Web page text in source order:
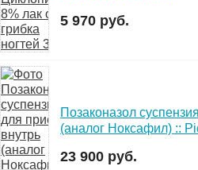
5 970 руб.
Позаконазол
(аналог Ноксафил) ::
23 900 руб.